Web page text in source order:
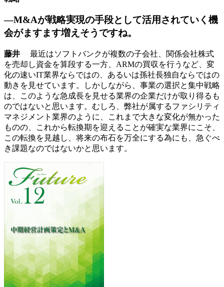
―M&Aが戦略実現の手段として活用されていく機
会がますます増えそうですね。
藤井 最近はソフトバンクが複数の子会社、関係会社株式
を売却し資金を算段する一方、ARMの買収を行うなど、変
化の速いIT業界ならではの、あるいは孫社長独自ならではの
動きを見せています。しかしながら、事業の選択と集中戦略
は、このような急成長を見せる業界の企業だけが取り得るも
のではないと思います。むしろ、弊社が属するファシリティ
マネジメント業界のように、これまで大きな変化が無かった
ものの、これから転換期を迎えることが確実な業界にこそ、
この転換を見越し、将来の布石を万全にする為にも、急ぐべ
き課題なのではないかと思います。